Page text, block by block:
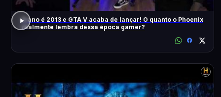
O ano é 2013 e GTA V acaba de lançar! O quanto o Phoenix
realmente lembra dessa época gamer?